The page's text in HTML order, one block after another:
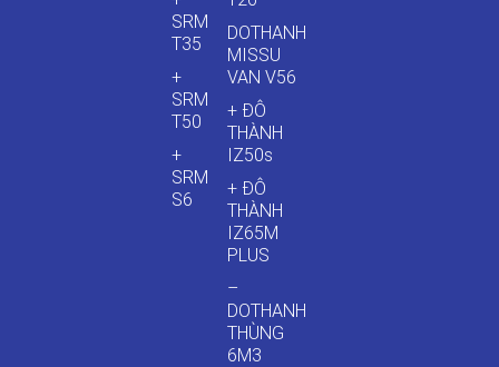
SRM
T35
+
SRM
T50
+
SRM
S6
DOTHANH
MISSU
VAN V56
+ ĐÔ
THÀNH
IZ50s
+ ĐÔ
THÀNH
IZ65M
PLUS
–
DOTHANH
THÙNG
6M3